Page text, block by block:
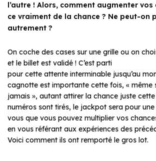
l’autre ! Alors, comment augmenter vos
ce vraiment de la chance ? Ne peut-on
autrement ?
On coche des cases sur une grille ou on
et le billet est validé ! C’est parti
pour cette attente interminable jusqu’au
cagnotte est importante cette fois, « même
jamais », autant attirer la chance juste
numéros sont tirés, le jackpot sera pour
vous que vous pouvez multiplier vos
en vous référant aux expériences des
Voici comment ils ont remporté le gros lot.